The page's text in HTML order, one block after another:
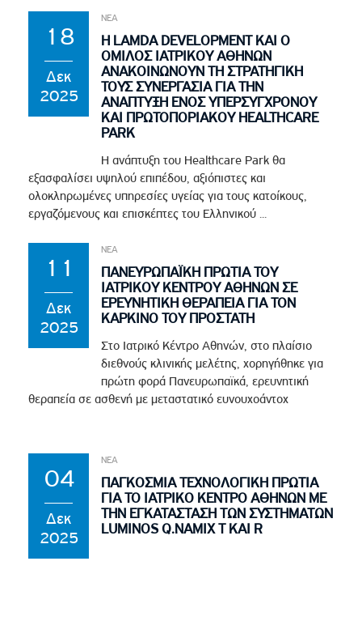
18
Δεκ
2025
ΝΕΑ
Η LAMDA DEVELOPMENT ΚΑΙ Ο
ΟΜΙΛΟΣ ΙΑΤΡΙΚΟΥ ΑΘΗΝΩΝ
ΑΝΑΚΟΙΝΩΝΟΥΝ ΤΗ ΣΤΡΑΤΗΓΙΚΗ
ΤΟΥΣ ΣΥΝΕΡΓΑΣΙΑ ΓΙΑ ΤΗΝ
ΑΝΑΠΤΥΞΗ ΕΝΟΣ ΥΠΕΡΣΥΓΧΡΟΝΟΥ
ΚΑΙ ΠΡΩΤΟΠΟΡΙΑΚΟΥ HEALTHCARE
PARK
Η ανάπτυξη του Healthcare Park θα
εξασφαλίσει υψηλού επιπέδου, αξιόπιστες και
ολοκληρωμένες υπηρεσίες υγείας για τους κατοίκους,
εργαζόμενους και επισκέπτες του Ελληνικού ...
11
Δεκ
2025
ΝΕΑ
ΠΑΝΕΥΡΩΠΑΪΚΗ ΠΡΩΤΙΑ ΤΟΥ
ΙΑΤΡΙΚΟΥ ΚΕΝΤΡΟΥ ΑΘΗΝΩΝ ΣΕ
ΕΡΕΥΝΗΤΙΚΗ ΘΕΡΑΠΕΙΑ ΓΙΑ ΤΟΝ
ΚΑΡΚΙΝΟ ΤΟΥ ΠΡΟΣΤΑΤΗ
Στο Ιατρικό Κέντρο Αθηνών, στο πλαίσιο
διεθνούς κλινικής μελέτης, χορηγήθηκε για
πρώτη φορά Πανευρωπαϊκά, ερευνητική
θεραπεία σε ασθενή με μεταστατικό ευνουχοάντοχ
04
Δεκ
2025
ΝΕΑ
ΠΑΓΚΟΣΜΙΑ ΤΕΧΝΟΛΟΓΙΚΗ ΠΡΩΤΙΑ
ΓΙΑ ΤΟ ΙΑΤΡΙΚΟ ΚΕΝΤΡΟ ΑΘΗΝΩΝ ΜΕ
ΤΗΝ ΕΓΚΑΤΑΣΤΑΣΗ ΤΩΝ ΣΥΣΤΗΜΑΤΩΝ
LUMINOS Q.NAMIX T ΚΑΙ R